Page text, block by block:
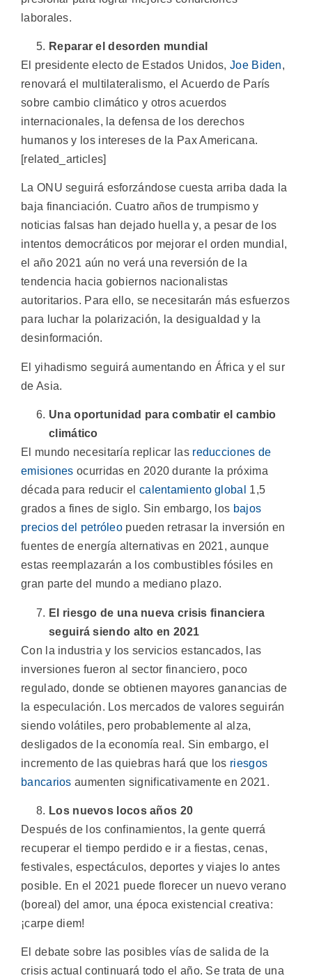
laborales.
Reparar el desorden mundial
El presidente electo de Estados Unidos, Joe Biden,
renovará el multilateralismo, el Acuerdo de París
sobre cambio climático y otros acuerdos
internacionales, la defensa de los derechos
humanos y los intereses de la Pax Americana.
[related_articles]
La ONU seguirá esforzándose cuesta arriba dada la
baja financiación. Cuatro años de trumpismo y
noticias falsas han dejado huella y, a pesar de los
intentos democráticos por mejorar el orden mundial,
el año 2021 aún no verá una reversión de la
tendencia hacia gobiernos nacionalistas
autoritarios. Para ello, se necesitarán más esfuerzos
para luchar la polarización, la desigualdad y la
desinformación.
El yihadismo seguirá aumentando en África y el sur
de Asia.
Una oportunidad para combatir el cambio
climático
El mundo necesitaría replicar las reducciones de
emisiones ocurridas en 2020 durante la próxima
década para reducir el calentamiento global
1,5
grados a fines de siglo. Sin embargo, los bajos
precios del petróleo pueden retrasar la inversión en
fuentes de energía alternativas en 2021, aunque
estas reemplazarán a los combustibles fósiles en
gran parte del mundo a mediano plazo.
El riesgo de una nueva crisis financiera
seguirá siendo alto en 2021
Con la industria y los servicios estancados, las
inversiones fueron al sector financiero, poco
regulado, donde se obtienen mayores ganancias de
la especulación. Los mercados de valores seguirán
siendo volátiles, pero probablemente al alza,
desligados de la economía real. Sin embargo, el
incremento de las quiebras hará que los riesgos
bancarios aumenten significativamente en 2021.
Los nuevos locos años 20
Después de los confinamientos, la gente querrá
recuperar el tiempo perdido e ir a fiestas, cenas,
festivales, espectáculos, deportes y viajes lo antes
posible. En el 2021 puede florecer un nuevo verano
(boreal) del amor, una época existencial creativa:
¡carpe diem!
El debate sobre las posibles vías de salida de la
crisis actual continuará todo el año. Se trata de una